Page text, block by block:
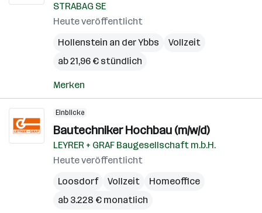
STRABAG SE
Heute veröffentlicht
Hollenstein an der Ybbs
Vollzeit
ab 21,96 € stündlich
Merken
Einblicke
Bautechniker Hochbau (m/w/d)
LEYRER + GRAF Baugesellschaft m.b.H.
Heute veröffentlicht
Loosdorf
Vollzeit
Homeoffice
ab 3.228 € monatlich